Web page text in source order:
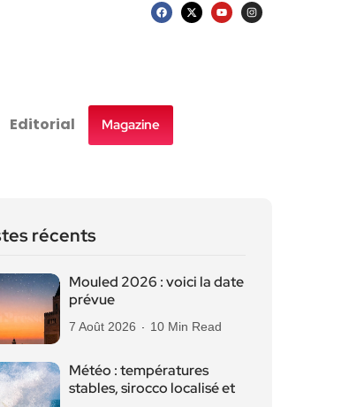
Editorial Magazine
récents
Mouled 2026 : voici la date
prévue
7 Août 2026 10 Min Read
Météo : températures
stables, sirocco localisé et